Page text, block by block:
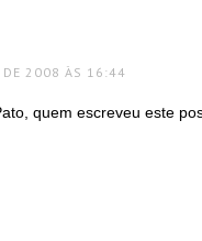
DE 2008 ÀS 16:44
quem escreveu este